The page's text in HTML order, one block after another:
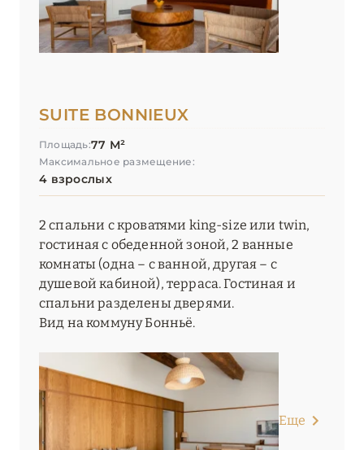
SUITE BONNIEUX
Площадь:77 М²
Максимальное размещение:
4 взрослых
2 спальни с кроватями king-size или twin,
гостиная с обеденной зоной, 2 ванные
комнаты (одна – с ванной, другая – с
душевой кабиной), терраса. Гостиная и
спальни разделены дверями.
Вид на коммуну Бонньё.
Еще